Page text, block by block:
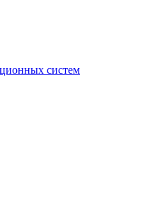
систем